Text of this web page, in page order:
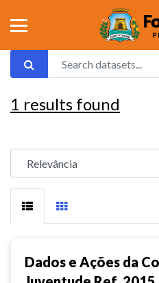
1 results found
Dados e Ações da